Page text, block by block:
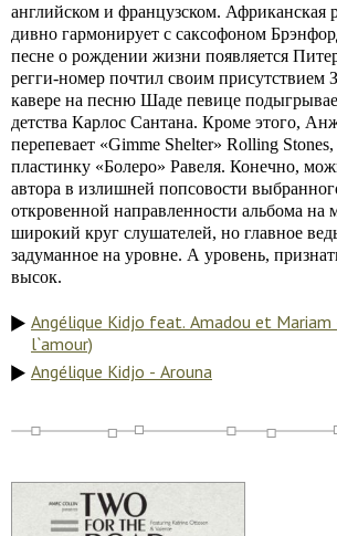
английском и французском. Африканская
дивно гармонирует с саксофоном
песне о рождении жизни появляется
регги-номер почтил своим присутствием
кавере на песню Шаде певице
детства Карлос Сантана. Кроме этого,
перепевает «Gimme Shelter» Rolling Stones,
пластинку «Болеро» Равеля. Конечно,
автора в излишней попсовости
откровенной направленности альбома на
широкий круг слушателей, но главное
задуманное на уровне. А уровень,
высок.
Angélique Kidjo feat. Amadou et Mariam
l`amour)
Angélique Kidjo - Arouna